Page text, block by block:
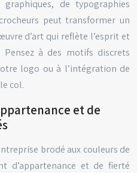
de typographies
peut transformer un
d’art qui reflète l’esprit et
à des motifs discrets
logo ou à l’intégration de
col.
et de
brodé aux couleurs de
d’appartenance et de fierté